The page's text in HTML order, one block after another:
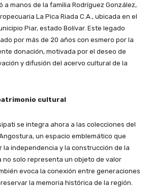
a manos de la familia Rodríguez González,
La Pica Riada C.A., ubicada en el
Piar, estado Bolívar. Este legado
por más de 20 años con esmero por la
donación, motivada por el deseo de
y difusión del acervo cultural de la
cultural
se integra ahora a las colecciones del
un espacio emblemático que
la independencia y la construcción de la
no solo representa un objeto de valor
evoca la conexión entre generaciones
la memoria histórica de la región.